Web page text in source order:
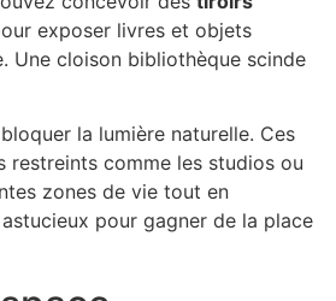
exposer livres et objets
Une cloison bibliothèque scinde
la lumière naturelle. Ces
restreints comme les studios ou
zones de vie tout en
pour gagner de la place